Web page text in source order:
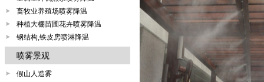
畜牧业养殖场喷雾降温
种植大棚苗圃花卉喷雾降温
钢结构,铁皮房喷淋降温
喷雾景观
假山人造雾